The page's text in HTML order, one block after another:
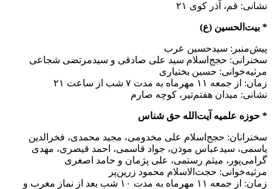
نشانی: قم، آذر کوی ۲۱
* بیت‌الحسین (ع)
پیش‌منبر: سیدحسین عرب
سخنرانی: حجج‌اسلام سید علی صادقی و سیدمرتضی شجاعی
مرثیه‌خوانی: حسین بختیاری
زمان: از جمعه ۱۱ مهرماه به مدت ۷ شب از ساعت ۲۱
نشانی: میدان هفتم‌تیر، کوچه صارم
* حوزه علمیه آیت‌الله حق شناس
سخنرانان: حجج‌اسلام علی مخدومی، مجید محمدی، فخرالدین
یاسمی، سیدعباس موذن، جواد قاسمی، احمد قیصری، مهدی
گرامی‌پور، میثم رستمی، علی پژمان و حامد اصغری
مرثیه‌خوانی: حجت‌الاسلام محمود زرین‌پر
زمان: از جمعه ۱۱ مهرماه به مدت ۱۰ شب بعد از نماز مغرب و